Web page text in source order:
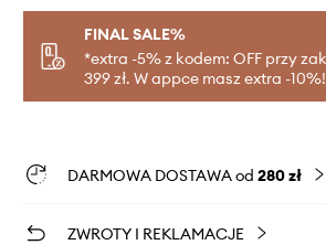
FINAL SALE%
*extra -5% z kodem: OFF przy
399 zł. W appce masz extra -10%!
DARMOWA DOSTAWA od 280 zł
ZWROTY I REKLAMACJE